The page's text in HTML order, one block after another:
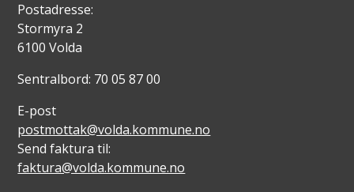
Postadresse:
Stormyra 2
6100 Volda
Sentralbord: 70 05 87 00
E-post
postmottak@volda.kommune.no
Send faktura til:
faktura@volda.kommune.no